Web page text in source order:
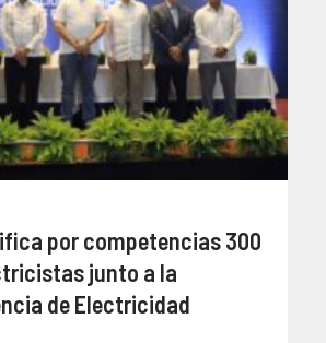
por competencias 300
junto a la
de Electricidad